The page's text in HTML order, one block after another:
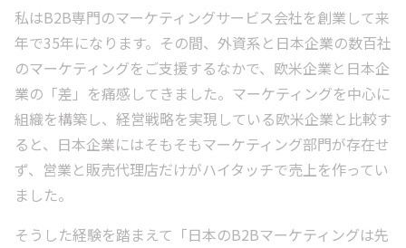
私はB2B専門のマーケティングサービス会社を創業して来
年で35年になります。その間、外資系と日本企業の数百社
のマーケティングをご支援するなかで、欧米企業と日本企
業の「差」を痛感してきました。マーケティングを中心に
組織を構築し、経営戦略を実現している欧米企業と比較す
ると、日本企業にはそもそもマーケティング部門が存在せ
ず、営業と販売代理店だけがハイタッチで売上を作ってい
ました。
そうした経験を踏まえて「日本のB2Bマーケティングは先